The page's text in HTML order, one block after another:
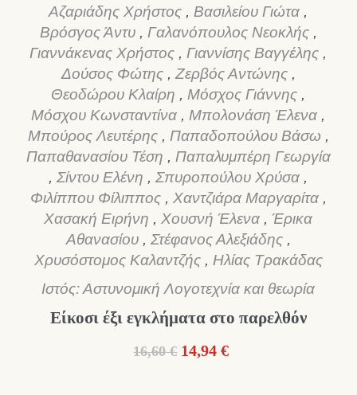
Αζαριάδης Χρήστος , Βασιλείου Γιώτα ,
Βρόσγος Άντυ , Γαλανόπουλος Νεοκλής ,
Γιαννάκενας Χρήστος , Γιαννίσης Βαγγέλης ,
Δούσος Φώτης , Ζερβός Αντώνης ,
Θεοδώρου Κλαίρη , Μόσχος Γιάννης ,
Μόσχου Κωνσταντίνα , Μπολονάση Έλενα ,
Μπούρος Λευτέρης , Παπαδοπούλου Βάσω ,
Παπαθανασίου Τέση , Παπαλυμπέρη Γεωργία
,Σίντου Ελένη ,Σπυροπούλου Χρύσα ,
Φιλίππου Φίλιππος , Χαντζιάρα Μαργαρίτα ,
Χασακή Ειρήνη , Χουσνή Έλενα , Έρικα
Αθανασίου , Στέφανος Αλεξιάδης ,
Χρυσόστομος Καλαντζής , Ηλίας Τρακάδας
Ιστός: Αστυνομική Λογοτεχνία και θεωρία
Είκοσι έξι εγκλήματα στο παρελθόν
16,60 € Original
14,94 €Η